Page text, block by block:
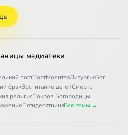
медиатеки
постПостМолитваЛитургияБог
бракВоспитание детейСмерть
религияПокров Богородицы
ПятидесятницаВсе темы →